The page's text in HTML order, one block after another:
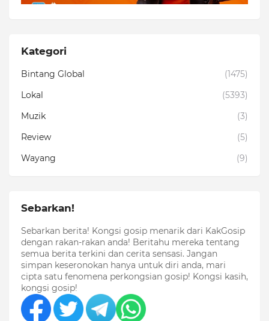
Kategori
Bintang Global
(1475)
Lokal
(5393)
Muzik
(3)
Review
(5)
Wayang
(9)
Sebarkan!
Sebarkan berita! Kongsi gosip menarik dari KakGosip
dengan rakan-rakan anda! Beritahu mereka tentang
semua berita terkini dan cerita sensasi. Jangan
simpan keseronokan hanya untuk diri anda, mari
cipta satu fenomena perkongsian gosip! Kongsi kasih,
kongsi gosip!